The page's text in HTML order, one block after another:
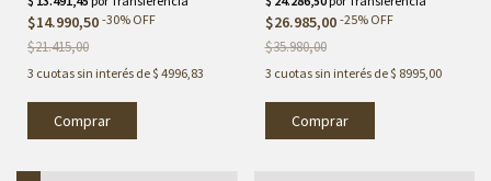
$14.990,50 -30% OFF
$21.415,00
3 cuotas sin interés de$ 4996,83
$26.985,00 -25% OFF
$35.980,00
3 cuotas sin interés de$ 8995,00